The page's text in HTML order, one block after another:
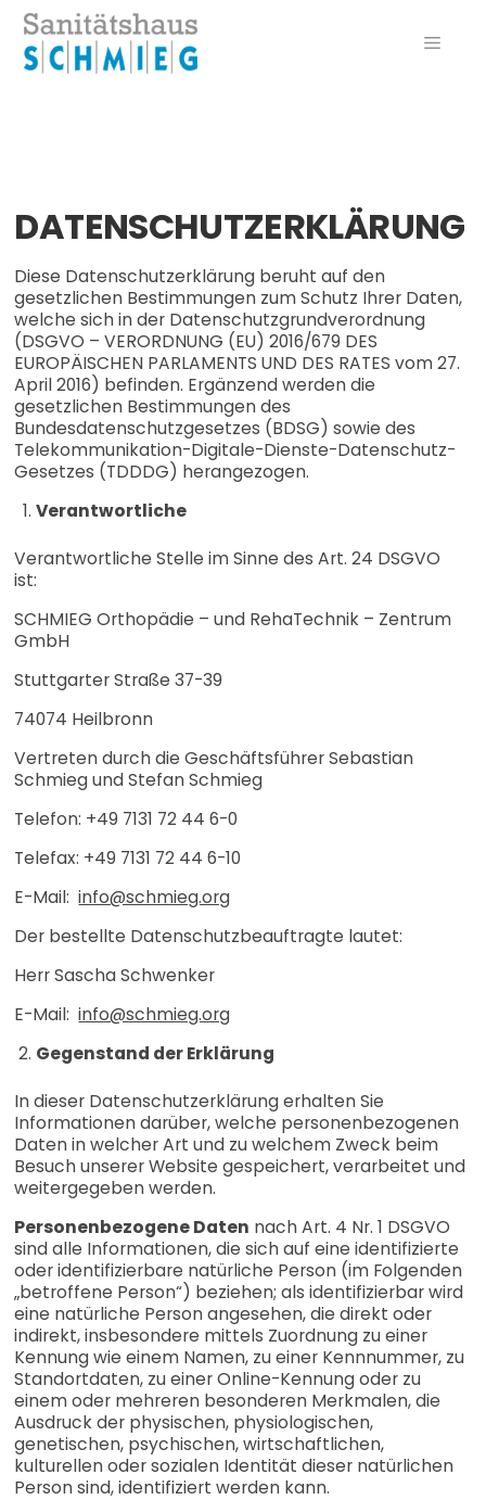
Zum
Inhalt
springen
Menü
DATENSCHUTZERKLÄRUNG
Diese Datenschutzerklärung beruht auf den
gesetzlichen Bestimmungen zum Schutz Ihrer Daten,
welche sich in der Datenschutzgrundverordnung
(DSGVO – VERORDNUNG (EU) 2016/679 DES
EUROPÄISCHEN PARLAMENTS UND DES RATES vom 27.
April 2016) befinden. Ergänzend werden die
gesetzlichen Bestimmungen des
Bundesdatenschutzgesetzes (BDSG) sowie des
Telekommunikation-Digitale-Dienste-Datenschutz-
Gesetzes (TDDDG) herangezogen.
Verantwortliche
Verantwortliche Stelle im Sinne des Art. 24 DSGVO
ist:
SCHMIEG Orthopädie – und RehaTechnik – Zentrum
GmbH
Stuttgarter Straße 37-39
74074 Heilbronn
Vertreten durch die Geschäftsführer Sebastian
Schmieg und Stefan Schmieg
Telefon: +49 7131 72 44 6-0
Telefax: +49 7131 72 44 6-10
E-Mail:info@schmieg.org
Der bestellte Datenschutzbeauftragte lautet:
Herr Sascha Schwenker
E-Mail:info@schmieg.org
Gegenstand der Erklärung
In dieser Datenschutzerklärung erhalten Sie
Informationen darüber, welche personenbezogenen
Daten in welcher Art und zu welchem Zweck beim
Besuch unserer Website gespeichert, verarbeitet und
weitergegeben werden.
Personenbezogene Daten nach Art. 4 Nr. 1 DSGVO
sind alle Informationen, die sich auf eine identifizierte
oder identifizierbare natürliche Person (im Folgenden
„betroffene Person“) beziehen; als identifizierbar wird
eine natürliche Person angesehen, die direkt oder
indirekt, insbesondere mittels Zuordnung zu einer
Kennung wie einem Namen, zu einer Kennnummer, zu
Standortdaten, zu einer Online-Kennung oder zu
einem oder mehreren besonderen Merkmalen, die
Ausdruck der physischen, physiologischen,
genetischen, psychischen, wirtschaftlichen,
kulturellen oder sozialen Identität dieser natürlichen
Person sind, identifiziert werden kann.